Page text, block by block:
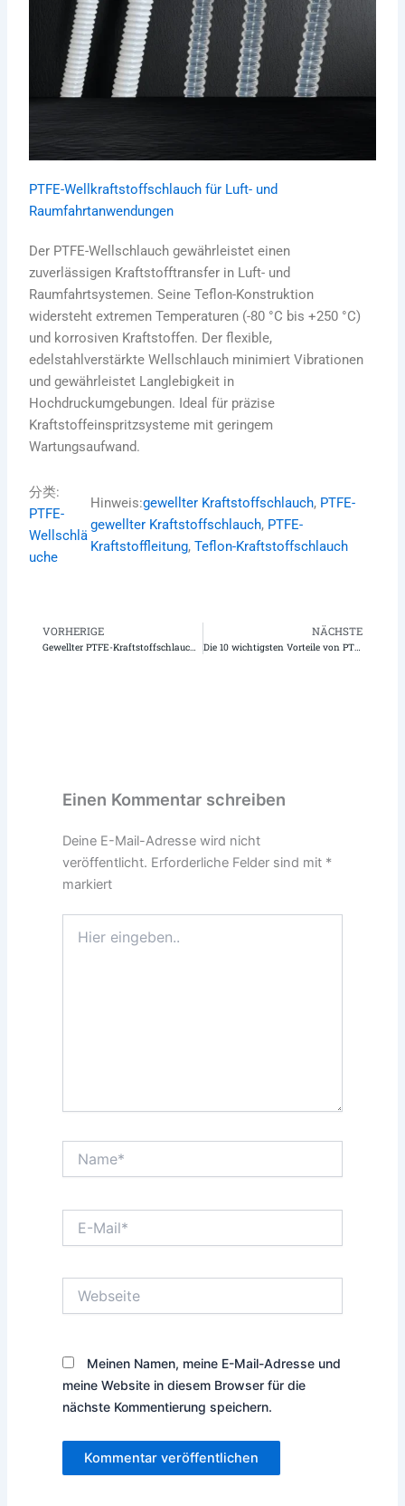
PTFE-Wellkraftstoffschlauch für Luft- und
Raumfahrtanwendungen
Der PTFE-Wellschlauch gewährleistet einen
zuverlässigen Kraftstofftransfer in Luft- und
Raumfahrtsystemen. Seine Teflon-Konstruktion
widersteht extremen Temperaturen (-80 °C bis +250 °C)
und korrosiven Kraftstoffen. Der flexible,
edelstahlverstärkte Wellschlauch minimiert Vibrationen
und gewährleistet Langlebigkeit in
Hochdruckumgebungen. Ideal für präzise
Kraftstoffeinspritzsysteme mit geringem
Wartungsaufwand.
分类:
PTFE-
Wellschlä
uche
Hinweis:gewellter Kraftstoffschlauch, PTFE-
gewellter Kraftstoffschlauch, PTFE-
Kraftstoffleitung, Teflon-Kraftstoffschlauch
Zurück
VORHERIGE NÄCHSTE
Die 10 wichtigsten Vorteile von PTFE-Faltschläuchen: Erschließen Sie Flexibilität und Haltbarkeit für Ihr nächstes Projekt
Einen Kommentar schreiben
Deine E-Mail-Adresse wird nicht
veröffentlicht. Erforderliche Felder sind mit *
markiert
eingeben..
Mail*
Meinen Namen, meine E-Mail-Adresse und
meine Website in diesem Browser für die
nächste Kommentierung speichern.